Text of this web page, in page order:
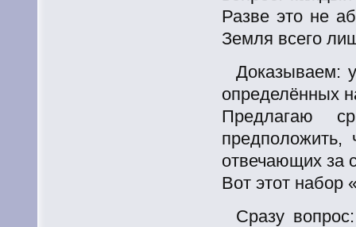
Разве это не
Земля всего
Доказываем:
определённых
Предлагаю
предположить,
отвечающих за
Вот этот набор
Сразу